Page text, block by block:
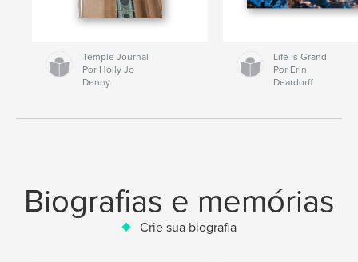
Temple Journal
Por Holly Jo
Denny
Life is Grand
Por Erin
Deardorff
Biografias e memórias
Crie sua biografia